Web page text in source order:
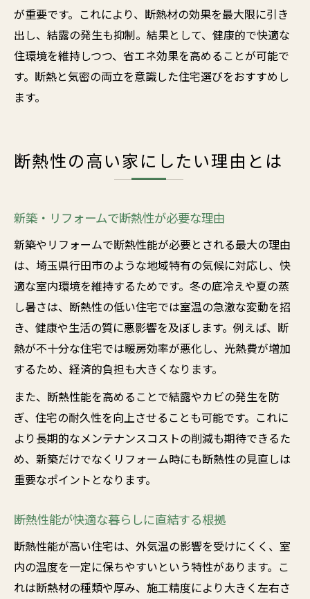
が重要です。これにより、断熱材の効果を最大限に引き
出し、結露の発生も抑制。結果として、健康的で快適な
住環境を維持しつつ、省エネ効果を高めることが可能で
す。断熱と気密の両立を意識した住宅選びをおすすめし
ます。
断熱性の高い家にしたい理由とは
新築・リフォームで断熱性が必要な理由
新築やリフォームで断熱性能が必要とされる最大の理由
は、埼玉県行田市のような地域特有の気候に対応し、快
適な室内環境を維持するためです。冬の底冷えや夏の蒸
し暑さは、断熱性の低い住宅では室温の急激な変動を招
き、健康や生活の質に悪影響を及ぼします。例えば、断
熱が不十分な住宅では暖房効率が悪化し、光熱費が増加
するため、経済的負担も大きくなります。
また、断熱性能を高めることで結露やカビの発生を防
ぎ、住宅の耐久性を向上させることも可能です。これに
より長期的なメンテナンスコストの削減も期待できるた
め、新築だけでなくリフォーム時にも断熱性の見直しは
重要なポイントとなります。
断熱性能が快適な暮らしに直結する根拠
断熱性能が高い住宅は、外気温の影響を受けにくく、室
内の温度を一定に保ちやすいという特性があります。こ
れは断熱材の種類や厚み、施工精度により大きく左右さ